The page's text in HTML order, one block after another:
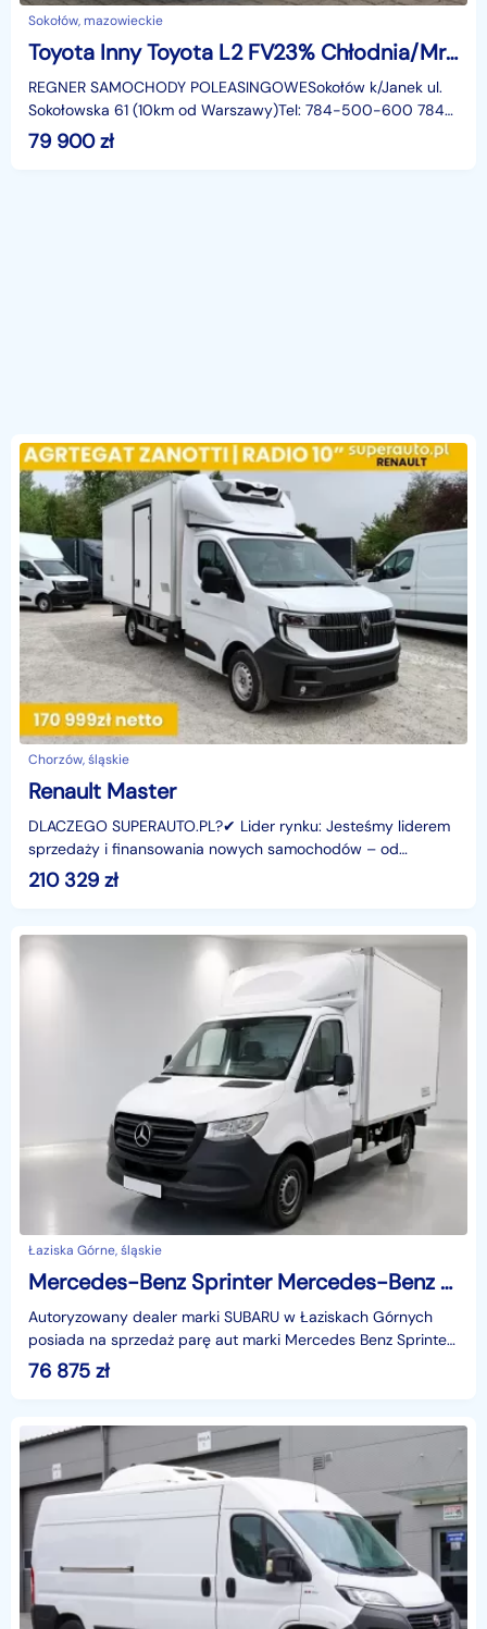
Sokołów, mazowieckie
Toyota Inny Toyota L2 FV23% Chłodnia/Mroźnia Zanotti -20°C SalonPL
REGNER SAMOCHODY POLEASINGOWESokołów k/Janek ul.
Sokołowska 61 (10km od Warszawy)Tel: 784-500-600 784-
122-122Godziny otwarcia:Poniedziałek - Piątek: 09:00 - 18:
79 900zł
Chorzów, śląskie
Renault Master
DLACZEGO SUPERAUTO.PL?✔ Lider rynku: Jesteśmy liderem
sprzedaży i finansowania nowych samochodów – od
osobowych, przez dostawcze, po segment premium.✔
Zaufanie
210 329 zł
Łaziska Górne, śląskie
Mercedes-Benz Sprinter Mercedes-Benz Sprinter 314 - IZOTERMA - KONTENER - NOWY MODEL
Autoryzowany dealer marki SUBARU w Łaziskach Górnych
posiada na sprzedaż parę aut marki Mercedes Benz Sprinter
z zabudową izotermiczną. Samochody z Polskiego sa
76 875 zł